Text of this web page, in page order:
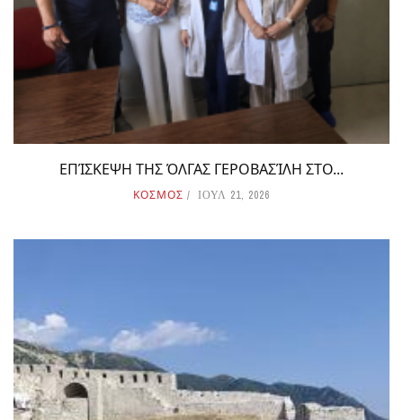
ΕΠΊΣΚΕΨΗ ΤΗΣ ΌΛΓΑΣ ΓΕΡΟΒΑΣΊΛΗ ΣΤΟ...
ΚΟΣΜΟΣ ΙΟΥΛ 21, 2026